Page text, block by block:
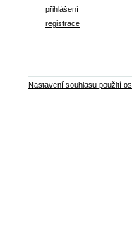
přihlášení
registrace
Nastavení souhlasu použití